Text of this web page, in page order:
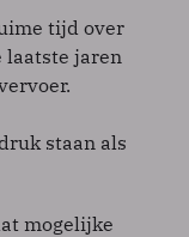
tijd over
laatste jaren
staan als
mogelijke